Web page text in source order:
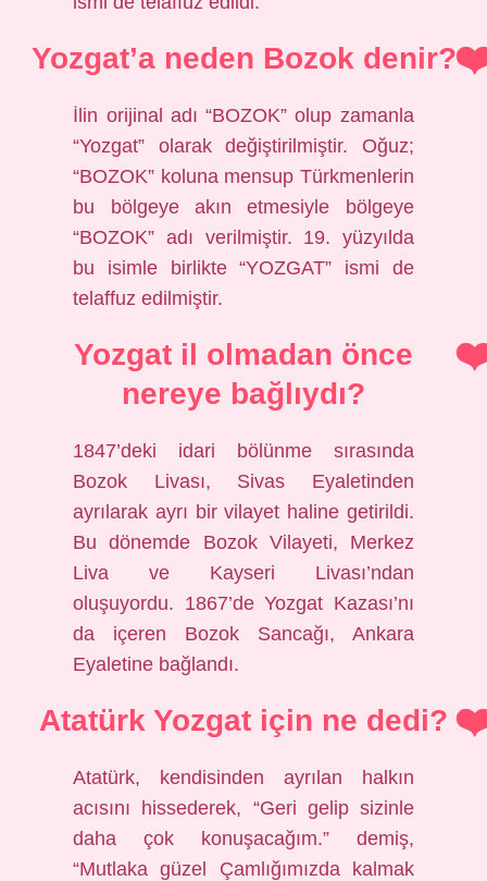
Yozgat’a neden Bozok denir?
İlin orijinal adı “BOZOK” olup zamanla
“Yozgat” olarak değiştirilmiştir. Oğuz;
“BOZOK” koluna mensup Türkmenlerin
bu bölgeye akın etmesiyle bölgeye
“BOZOK” adı verilmiştir. 19. yüzyılda
bu isimle birlikte “YOZGAT” ismi de
telaffuz edilmiştir.
Yozgat il olmadan önce
nereye bağlıydı?
1847’deki idari bölünme sırasında
Bozok Livası, Sivas Eyaletinden
ayrılarak ayrı bir vilayet haline getirildi.
Bu dönemde Bozok Vilayeti, Merkez
Liva ve Kayseri Livası’ndan
oluşuyordu. 1867’de Yozgat Kazası’nı
da içeren Bozok Sancağı, Ankara
Eyaletine bağlandı.
Atatürk Yozgat için ne dedi?
Atatürk, kendisinden ayrılan halkın
acısını hissederek, “Geri gelip sizinle
daha çok konuşacağım.” demiş,
“Mutlaka güzel Çamlığımızda kalmak